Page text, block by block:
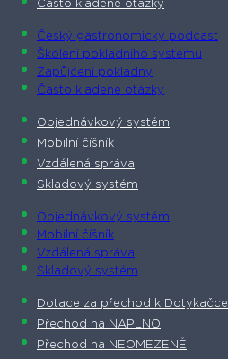
Často kladené otázky
Český gastronomický podcast​
Školení pokladního systému
Zapůjčení pokladny
Často kladené otázky
Objednávkový systém
Mobilní číšník
Vzdálená správa
Skladový systém
Objednávkový systém
Mobilní číšník
Vzdálená správa
Skladový systém
Dotace za přechod k Dotykačce
Přechod na NAPLNO
Přechod na NEOMEZENĚ